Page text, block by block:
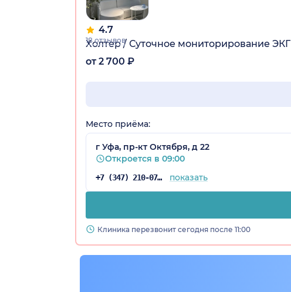
4.7
18 отзывов
Холтер / Суточное мониторирование ЭКГ
от 2 700 ₽
Место приёма:
г Уфа, пр-кт Октября, д 22
Откроется в 09:00
+7 (347) 210-07-63 показать
Клиника перезвонит сегодня после 11:00